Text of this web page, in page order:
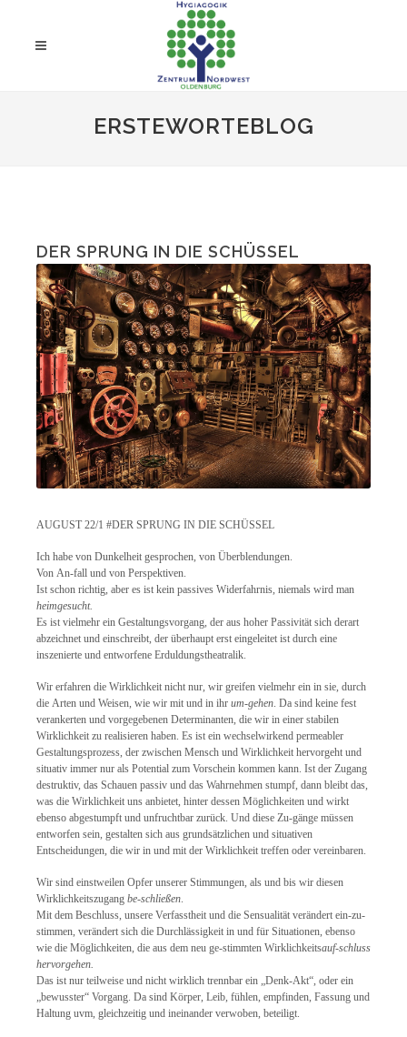
ERSTEWORTEBLOG
DER SPRUNG IN DIE SCHÜSSEL
AUGUST 22/1 #DER SPRUNG IN DIE SCHÜSSEL
Ich habe von Dunkelheit gesprochen, von Überblendungen.
Von An-fall und von Perspektiven.
Ist schon richtig, aber es ist kein passives Widerfahrnis, niemals wird man
heimgesucht.
Es ist vielmehr ein Gestaltungsvorgang, der aus hoher Passivität sich derart
abzeichnet und einschreibt, der überhaupt erst eingeleitet ist durch eine
inszenierte und entworfene Erduldungstheatralik.
Wir erfahren die Wirklichkeit nicht nur, wir greifen vielmehr ein in sie, durch
die Arten und Weisen, wie wir mit und in ihr um-gehen . Da sind keine fest
verankerten und vorgegebenen Determinanten, die wir in einer stabilen
Wirklichkeit zu realisieren haben. Es ist ein wechselwirkend permeabler
Gestaltungsprozess, der zwischen Mensch und Wirklichkeit hervorgeht und
situativ immer nur als Potential zum Vorschein kommen kann. Ist der Zugang
destruktiv, das Schauen passiv und das Wahrnehmen stumpf, dann bleibt das,
was die Wirklichkeit uns anbietet, hinter dessen Möglichkeiten und wirkt
ebenso abgestumpft und unfruchtbar zurück. Und diese Zu-gänge müssen
entworfen sein, gestalten sich aus grundsätzlichen und situativen
Entscheidungen, die wir in und mit der Wirklichkeit treffen oder vereinbaren.
Wir sind einstweilen Opfer unserer Stimmungen, als und bis wir diesen
Wirklichkeitszugang be-schließen
Mit dem Beschluss, unsere Verfasstheit und die Sensualität verändert ein-zu-
stimmen, verändert sich die Durchlässigkeit in und für Situationen, ebenso
wie die Möglichkeiten, die aus dem neu ge-stimmten Wirklichkeitsauf-schluss
hervorgehen.
Das ist nur teilweise und nicht wirklich trennbar ein „Denk-Akt“, oder ein
„bewusster“ Vorgang. Da sind Körper, Leib, fühlen, empfinden, Fassung und
Haltung uvm, gleichzeitig und ineinander verwoben, beteiligt.